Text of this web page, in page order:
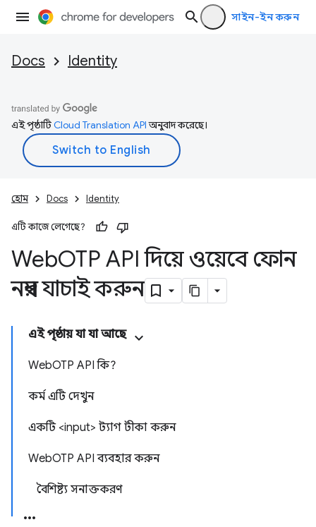
সাইন-ইন করুন
Docs Identity
এই পৃষ্ঠাটিCloud Translation APIঅনুবাদ করেছে।
হোম Docs Identity
এটি কাজে লেগেছে?
WebOTP API দিয়ে ওয়েবে ফোন
নম্বর যাচাই করুন
এই পৃষ্ঠায় যা যা আছে
WebOTP API কি?
কর্ম এটি দেখুন
একটি <input> ট্যাগ টীকা করুন
WebOTP API ব্যবহার করুন
বৈশিষ্ট্য সনাক্তকরণ